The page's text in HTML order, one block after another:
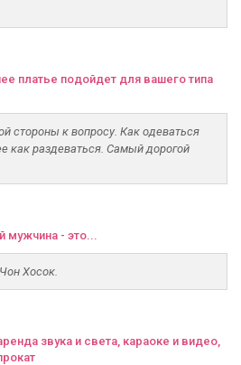
платье подойдет для вашего типа
стороны к вопросу. Как одеваться
как раздеваться. Самый дорогой
мужчина - это...
Хосок.
звука и света, караоке и видео,